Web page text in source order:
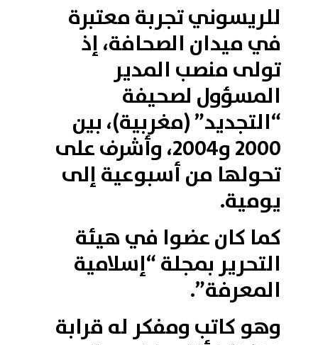
للريسوني تجربة معتبرة
في ميدان الصحافة، إذ
تولى منصب المدير
المسؤول لصحيفة
“التجديد” (مغربية)، بين
2000 و2004، وأشرف على
تحولها من أسبوعية إلى
يومية.
كما كان عضوا في هيئة
التحرير بمجلة “إسلامية
المعرفة”.
وهو كاتب ومفكر له قرابة